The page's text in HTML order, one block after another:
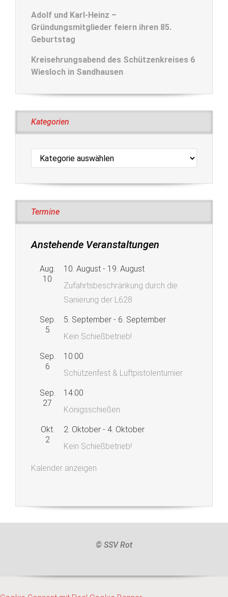
Adolf und Karl-Heinz –
Gründungsmitglieder feiern ihren 85.
Geburtstag
Kreisehrungsabend des Schützenkreises 6
Wiesloch in Sandhausen
Kategorien
Kategorien
Termine
Anstehende Veranstaltungen
Aug.
10
10. August - 19. August
Zufahrtsbeschränkung durch die
Sanierung der L628
Sep.
5
5. September - 6. September
Kein Schießbetrieb!
Sep.
6
10:00
Schützenfest & Luftpistolenturnier
Sep.
27
14:00
Königsschießen
Okt.
2
2. Oktober - 4. Oktober
Kein Schießbetrieb!
Kalender anzeigen
© SSV Rot